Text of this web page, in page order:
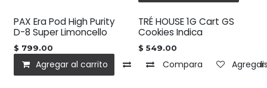
PAX Era Pod High Purity
D-8 Super Limoncello
$ 799.00
Agregar al carrito Compara Agregar a la
TRÉ HOUSE 1G Cart GS
Cookies Indica
$ 549.00
Compara